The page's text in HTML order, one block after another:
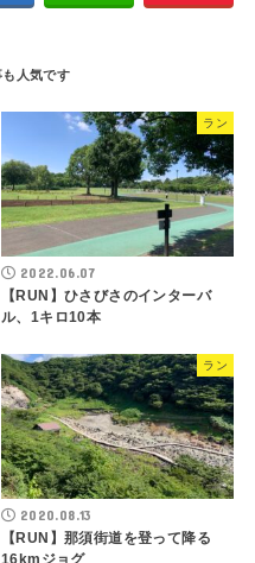
ラン
2022.06.07
【RUN】ひさびさのインターバ
ル、1キロ10本
ラン
2020.08.13
【RUN】那須街道を登って降る